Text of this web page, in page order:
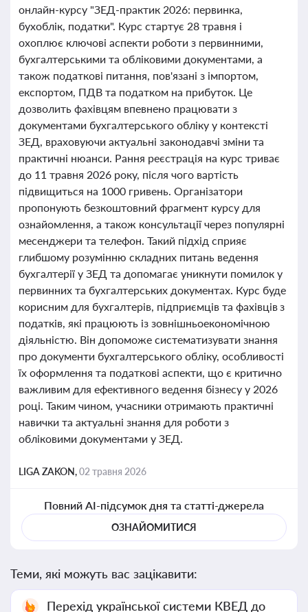
онлайн-курсу "ЗЕД-практик 2026: первинка,
бухоблік, податки". Курс стартує 28 травня і
охоплює ключові аспекти роботи з первинними,
бухгалтерськими та обліковими документами, а
також податкові питання, пов'язані з імпортом,
експортом, ПДВ та податком на прибуток. Це
дозволить фахівцям впевнено працювати з
документами бухгалтерського обліку у контексті
ЗЕД, враховуючи актуальні законодавчі зміни та
практичні нюанси. Рання реєстрація на курс триває
до 11 травня 2026 року, після чого вартість
підвищиться на 1000 гривень. Організатори
пропонують безкоштовний фрагмент курсу для
ознайомлення, а також консультації через популярні
месенджери та телефон. Такий підхід сприяє
глибшому розумінню складних питань ведення
бухгалтерії у ЗЕД та допомагає уникнути помилок у
первинних та бухгалтерських документах. Курс буде
корисним для бухгалтерів, підприємців та фахівців з
податків, які працюють із зовнішньоекономічною
діяльністю. Він допоможе систематизувати знання
про документи бухгалтерського обліку, особливості
їх оформлення та податкові аспекти, що є критично
важливим для ефективного ведення бізнесу у 2026
році. Таким чином, учасники отримають практичні
навички та актуальні знання для роботи з
обліковими документами у ЗЕД.
LIGA ZAKON,02 травня 2026
Повний AI-підсумок дня та статті-джерела
ОЗНАЙОМИТИСЯ
Теми, які можуть вас зацікавити:
Перехід української системи КВЕД до